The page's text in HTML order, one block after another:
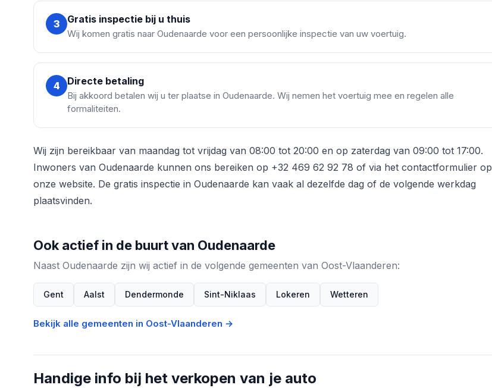
3 Gratis inspectie bij u thuis
Wij komen gratis naar Oudenaarde voor een persoonlijke inspectie van uw voertuig.
4 Directe betaling
Bij akkoord betalen wij u ter plaatse in Oudenaarde. Wij nemen het voertuig mee en regelen alle
formaliteiten.
Wij zijn bereikbaar van maandag tot vrijdag van 08:00 tot 20:00 en op zaterdag van 09:00 tot 17:00.
Inwoners van Oudenaarde kunnen ons bereiken op +32 469 62 92 78 of via het contactformulier op
onze website. De gratis inspectie in Oudenaarde kan vaak al dezelfde dag of de volgende werkdag
plaatsvinden.
Ook actief in de buurt van Oudenaarde
Naast Oudenaarde zijn wij actief in de volgende gemeenten van Oost-Vlaanderen:
Gent Aalst Dendermonde Sint-Niklaas Lokeren Wetteren
Bekijk alle gemeenten in Oost-Vlaanderen →
Handige info bij het verkopen van je auto